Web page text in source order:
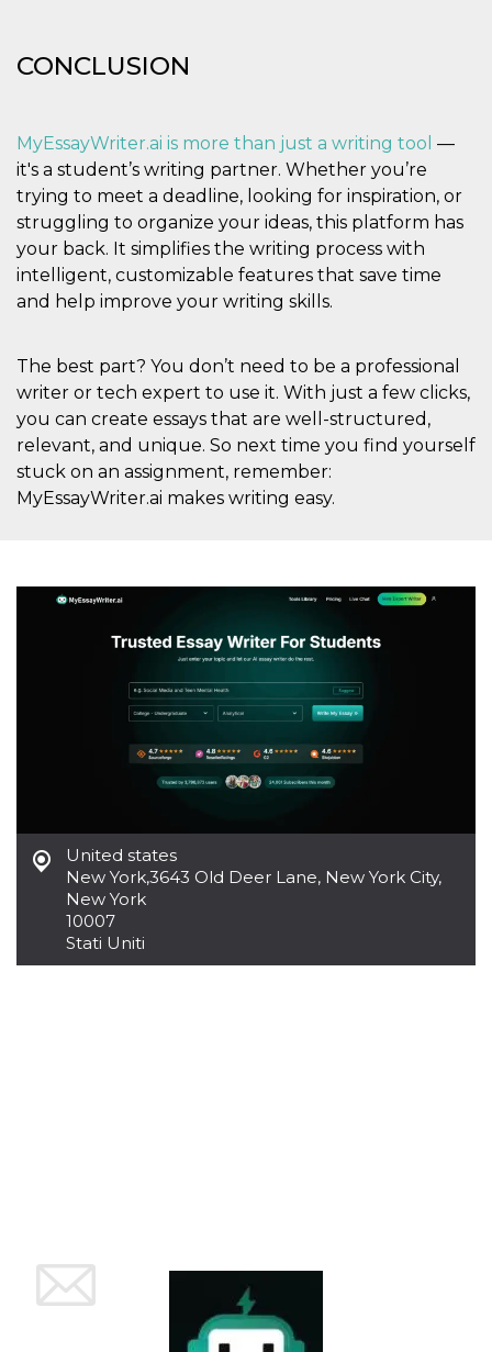
United states
New York,3643 Old Deer Lane, New York City,
New York
10007
Stati Uniti
CONCLUSION
MyEssayWriter.ai is more than just a writing tool —
it's a student’s writing partner. Whether you’re
trying to meet a deadline, looking for inspiration, or
struggling to organize your ideas, this platform has
your back. It simplifies the writing process with
intelligent, customizable features that save time
and help improve your writing skills.
The best part? You don’t need to be a professional
writer or tech expert to use it. With just a few clicks,
you can create essays that are well-structured,
relevant, and unique. So next time you find yourself
stuck on an assignment, remember:
MyEssayWriter.ai makes writing easy.